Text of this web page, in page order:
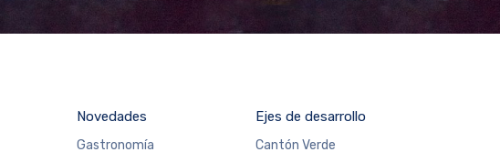
Novedades
Gastronomía
Ejes de desarrollo
Cantón Verde